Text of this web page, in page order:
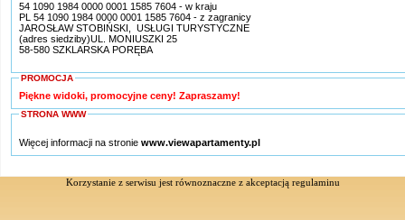
54 1090 1984 0000 0001 1585 7604 - w kraju
PL 54 1090 1984 0000 0001 1585 7604 - z zagranicy
JAROSŁAW STOBIŃSKI, USŁUGI TURYSTYCZNE
(adres siedziby)UL. MONIUSZKI 25
58-580 SZKLARSKA PORĘBA
PROMOCJA
Piękne widoki, promocyjne ceny! Zapraszamy!
STRONA WWW
Więcej informacji na stronie www.viewapartamenty.pl
Korzystanie z serwisu jest równoznaczne z akceptacją regulaminu